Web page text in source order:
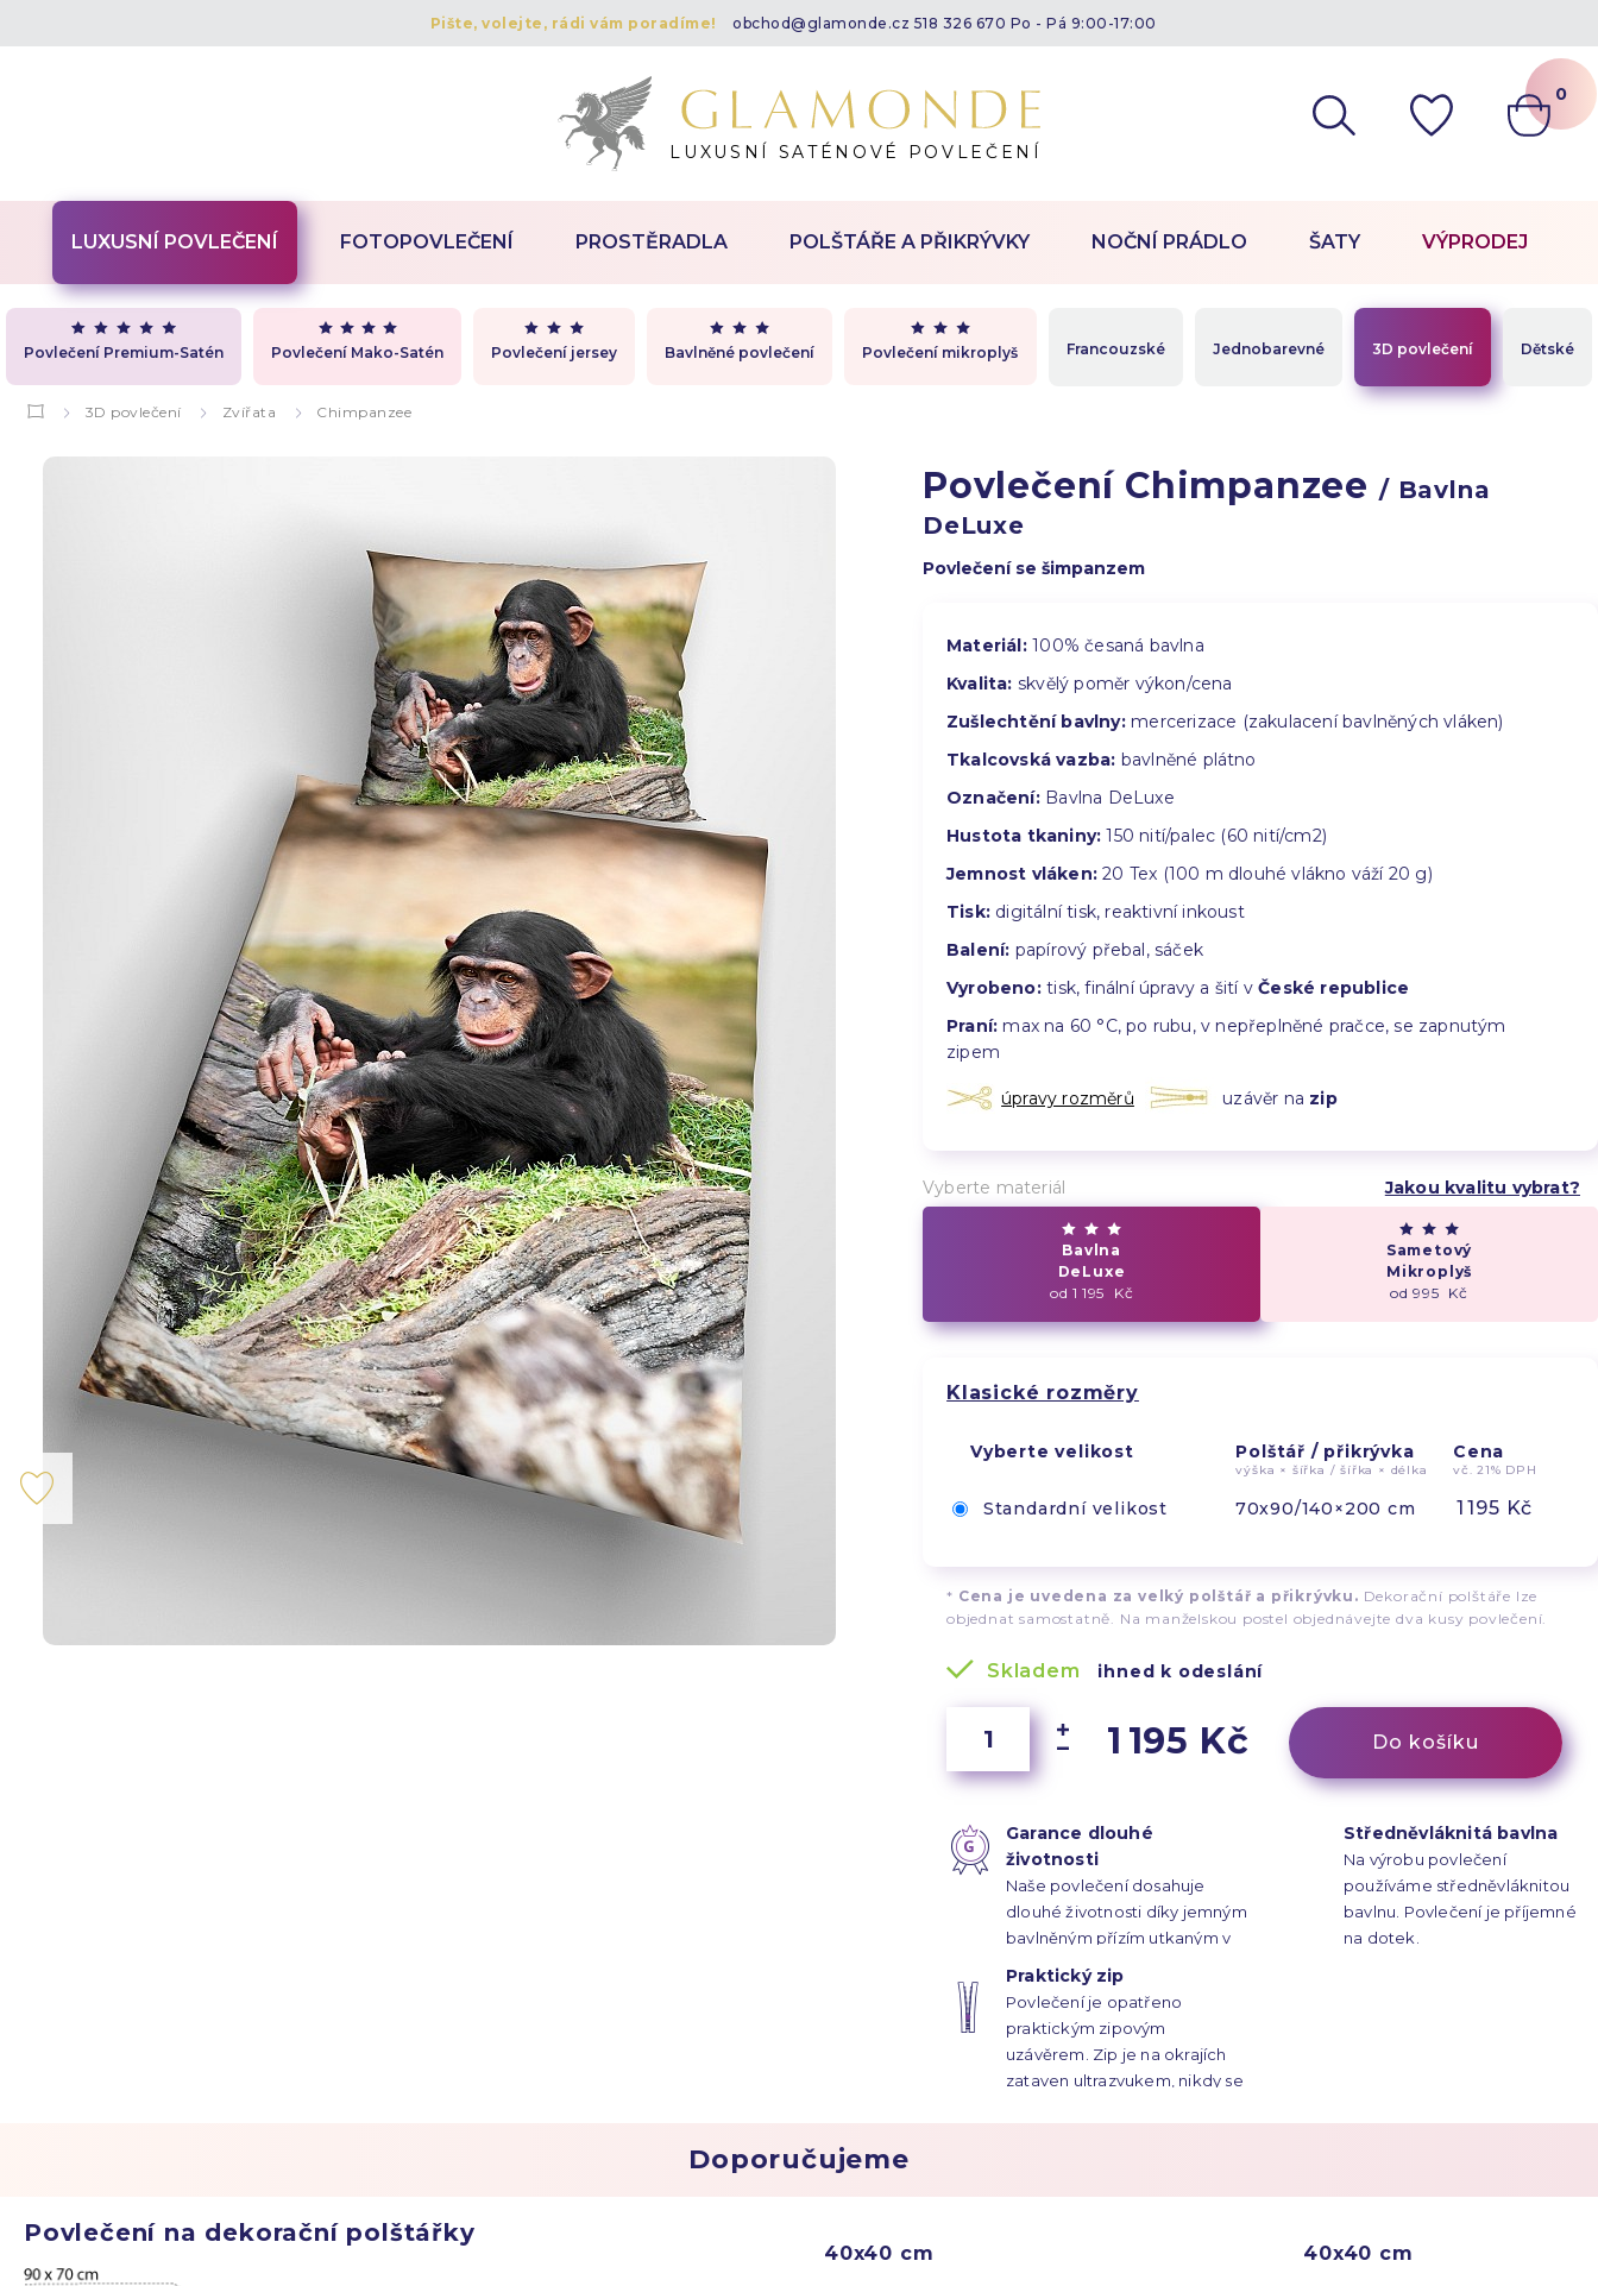
Pište, volejte, rádi vám poradíme! obchod@glamonde.cz 518 326 670 Po - Pá 9:00-17:00
LUXUSNÍ SATÉNOVÉ POVLEČENÍ
0
LUXUSNÍ POVLEČENÍ
Povlečení Premium-Satén Povlečení Mako-Satén Povlečení jersey Bavlněné povlečení Povlečení mikroplyš Francouzské Jednobarevné 3D povlečení Dětské
FOTOPOVLEČENÍ PROSTĚRADLA POLŠTÁŘE A PŘIKRÝVKY NOČNÍ PRÁDLO ŠATY VÝPRODEJ
3D povlečení Zvířata Chimpanzee
Povlečení Chimpanzee / Bavlna
DeLuxe
Povlečení se šimpanzem
Materiál:100% česaná bavlna
Kvalita: skvělý poměr výkon/cena
Zušlechtění bavlny:mercerizace (zakulacení bavlněných vláken)
Tkalcovská vazba: bavlněné plátno
Označení:Bavlna DeLuxe
Hustota tkaniny: 150 nití/palec (60 nití/cm2)
Jemnost vláken: 20 Tex (100 m dlouhé vlákno váží 20 g)
Tisk: digitální tisk, reaktivní inkoust
Balení: papírový přebal, sáček
Vyrobeno:tisk, finální úpravy a šití vČeské republice
Praní: max na 60 °C, po rubu, v nepřeplněné pračce, se zapnutým
zipem
úpravy rozměrů uzávěr na zip
Vyberte materiál Jakou kvalitu vybrat?
Bavlna
DeLuxe
od 1 195 Kč
Sametový
Mikroplyš
od 995 Kč
Klasické rozměry
Vyberte velikost Polštář / přikrývka
výška × šířka / šířka × délka
Cena
vč. 21% DPH
Standardní velikost 70x90/140×200 cm 1 195 Kč
* Cena je uvedena za velký polštář a přikrývku. Dekorační polštáře lze
objednat samostatně. Na manželskou postel objednávejte dva kusy povlečení.
Skladem ihned k odeslání
1 195 Kč Do košíku
Garance dlouhé
životnosti
Naše povlečení dosahuje
dlouhé životnosti díky jemným
bavlněným přízím utkaným v
plátnové vazbě s hustotou 150
nití na palec čtvereční.
Středněvláknitá bavlna
Na výrobu povlečení
používáme středněvláknitou
bavlnu. Povlečení je příjemné
na dotek.
Praktický zip
Povlečení je opatřeno
praktickým zipovým
uzávěrem. Zip je na okrajích
zataven ultrazvukem, nikdy se
Doporučujeme
Povlečení na dekorační polštářky
40x40 cm 40x40 cm